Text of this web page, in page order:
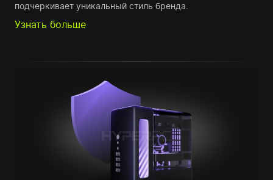
подчеркивает уникальный стиль бренда.
Узнать больше